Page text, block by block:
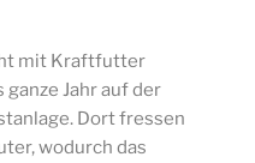
mit Kraftfutter
Jahr auf der
Dort fressen
wodurch das